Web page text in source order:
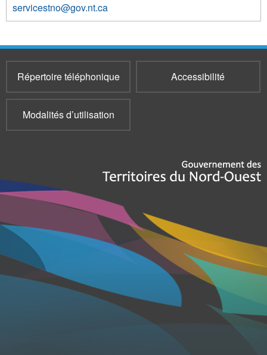
servicestno@gov.nt.ca
216
Répertoire téléphonique Accessibilité
Modalités d’utilisation